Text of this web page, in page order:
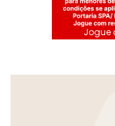
Jogue